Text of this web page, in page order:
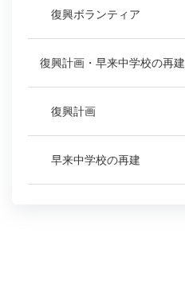
復興ボランティア
復興計画・早来中学校の再建
復興計画
早来中学校の再建